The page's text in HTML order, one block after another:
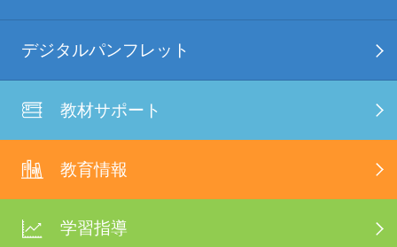
デジタルパンフレット
教材サポート
教育情報
学習指導